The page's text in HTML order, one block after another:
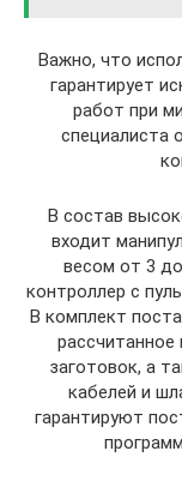
Важно, что
гарантирует
работ при
специалиста
В состав
входит
весом от 3
контроллер с
В комплект
рассчитанное
заготовок, а
кабелей и
гарантируют